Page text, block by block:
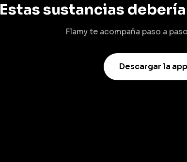
Estas sustancias
Flamy te acompaña paso a
Descargar la